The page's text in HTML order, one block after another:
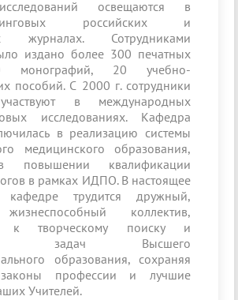
освещаются в
российских и
журналах. Сотрудниками
издано более 300 печатных
монографий, 20 учебно-
пособий. С 2000 г. сотрудники
в международных
исследованиях. Кафедра
в реализацию системы
медицинского образования,
повышении квалификации
в рамках ИДПО. В настоящее
трудится дружный,
коллектив,
к творческому поиску и
задач Высшего
образования, сохраняя
законы профессии и лучшие
Учителей.